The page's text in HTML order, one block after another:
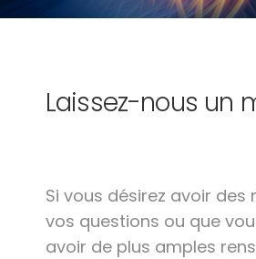
Laissez-nous un
Si vous désirez avoir des
vos questions ou que
avoir de plus amples